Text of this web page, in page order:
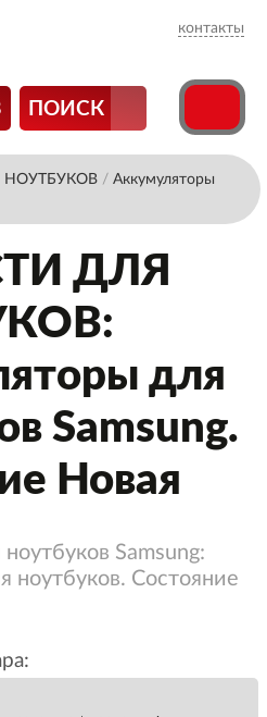
контакты
ПОИСК
НОУТБУКОВ / Аккумуляторы
ДЛЯ
для
Samsung.
Новая
Samsung:
ноутбуков. Состояние